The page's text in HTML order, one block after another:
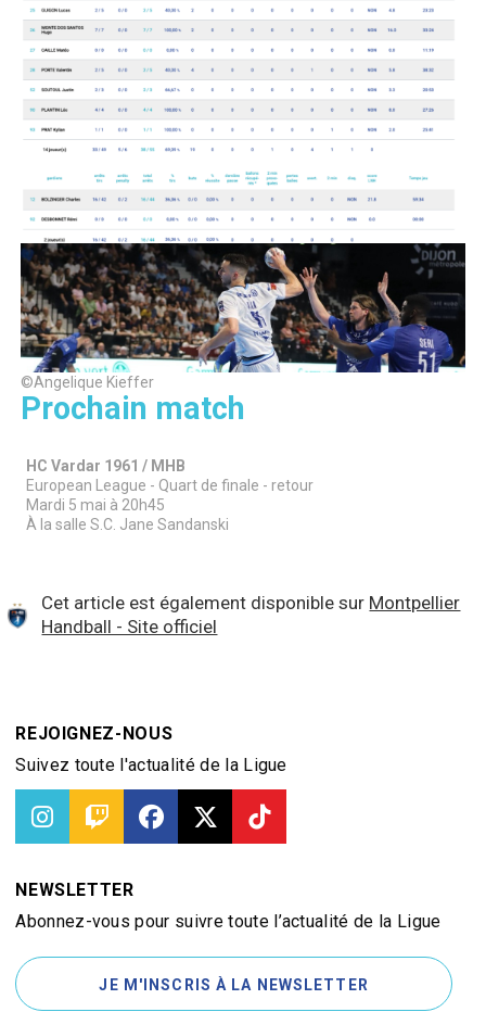
©Angelique Kieffer
Prochain match
HC Vardar 1961 / MHB
European League - Quart de finale - retour
Mardi 5 mai à 20h45
À la salle S.C. Jane Sandanski
Cet article est également disponible sur Montpellier
Handball - Site officiel
REJOIGNEZ-NOUS
Suivez toute l'actualité de la Ligue
NEWSLETTER
Abonnez-vous pour suivre toute l’actualité de la Ligue
JE M'INSCRIS À LA NEWSLETTER